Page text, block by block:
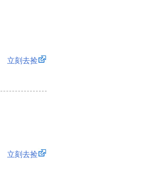
立刻去捡
立刻去捡